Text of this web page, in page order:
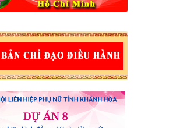
các hoạt động phát triển, nâng cấp, duy trì và
“Phụ nữ Việt Nam” năm 2026
Việt Nam xanh - sạch - đẹp”, năm 2026
Đề án “Tuyên truyền, giáo dục, vận động, hỗ trợ
quyết một số vấn đề xã hội liên quan đến phụ